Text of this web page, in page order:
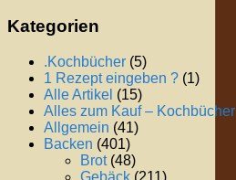
Kategorien
.Kochbücher (5)
1 Rezept eingeben ? (1)
Alle Artikel (15)
Alles zum Kauf – Kochbücher
Allgemein (41)
Backen (401)
Brot(48)